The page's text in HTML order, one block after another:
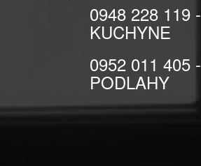
0948 228 119 -
KUCHYNE
0952 011 405 -
PODLAHY